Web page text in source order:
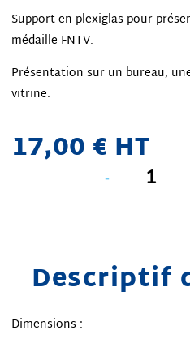
Support en plexiglas pour
médaille FNTV.
Présentation sur un bureau,
vitrine.
17,00 € HT
-
Descriptif
Dimensions :